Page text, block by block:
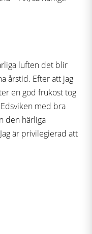
luften det blir
årstid. Efter att jag
en god frukost tog
med bra
den härliga
är privilegierad att